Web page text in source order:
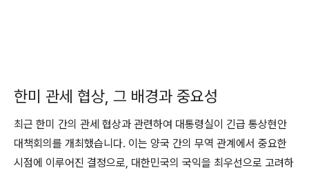
한미 관세 협상, 그 배경과 중요성
최근 한미 간의 관세 협상과 관련하여 대통령실이 긴급 통상현안
대책회의를 개최했습니다. 이는 양국 간의 무역 관계에서 중요한
시점에 이루어진 결정으로, 대한민국의 국익을 최우선으로 고려하